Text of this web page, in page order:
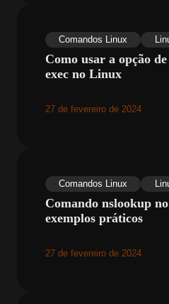
Comandos Linux
Como usar a opção
exec no Linux
27 de fevereiro de 2024
Comandos Linux
Comando nslookup
exemplos práticos
27 de fevereiro de 2024